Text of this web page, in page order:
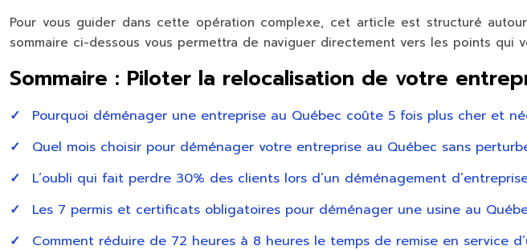
Pour vous guider dans cette opération complexe, cet article est structuré
sommaire ci-dessous vous permettra de naviguer directement vers les points qui
Sommaire : Piloter la relocalisation de votre
Pourquoi déménager une entreprise au Québec coûte 5 fois plus cher et
Quel mois choisir pour déménager votre entreprise au Québec sans
L’oubli qui fait perdre 30% des clients lors d’un déménagement
Les 7 permis et certificats obligatoires pour déménager une usine au
Comment réduire de 72 heures à 8 heures le temps de remise en service